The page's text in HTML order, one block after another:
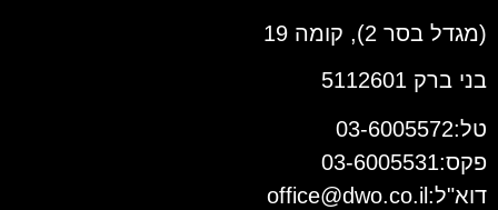
(מגדל בסר 2), קומה 19
בני ברק 5112601
טל:03-6005572
פקס:03-6005531
דוא"ל: office@dwo.co.il